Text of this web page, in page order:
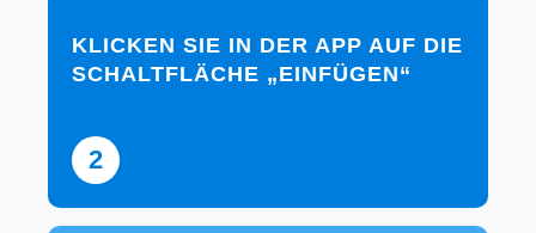
2
KLICKEN SIE IN DER APP AUF DIE
SCHALTFLÄCHE „EINFÜGEN“